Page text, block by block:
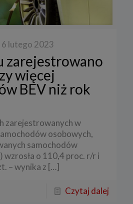
6 lutego 2023
zarejestrowano
więcej
BEV niż rok
zarejestrowanych w
osobowych,
samochodów
wzrosła o 110,4 proc. r/r i
– wynika z […]
Czytaj dalej